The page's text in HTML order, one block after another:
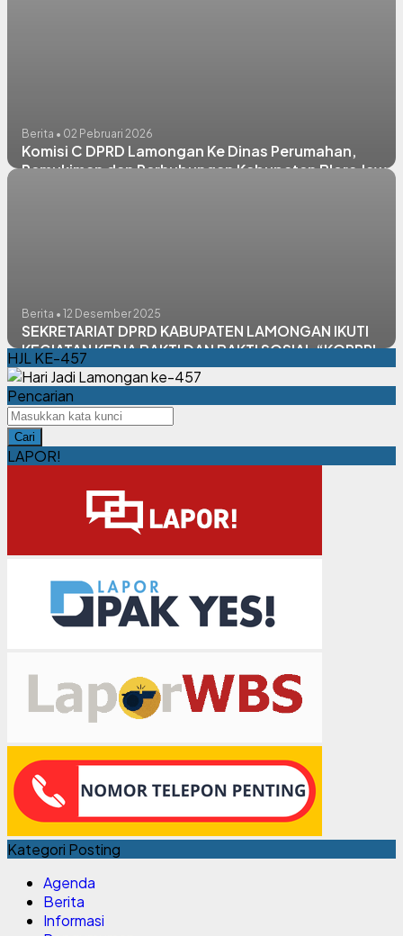
Berita • 02 Pebruari 2026
Komisi C DPRD Lamongan Ke Dinas Perumahan,
Pemukiman dan Perhubungan Kabupaten Blora Jawa
Berita • 12 Desember 2025
SEKRETARIAT DPRD KABUPATEN LAMONGAN IKUTI
KEGIATAN KERJA BAKTI DAN BAKTI SOSIAL “KORPRI
PEDULI STUNTING”
HJL KE-457
Pencarian
Cari
LAPOR!
Kategori Posting
Agenda
Berita
Informasi